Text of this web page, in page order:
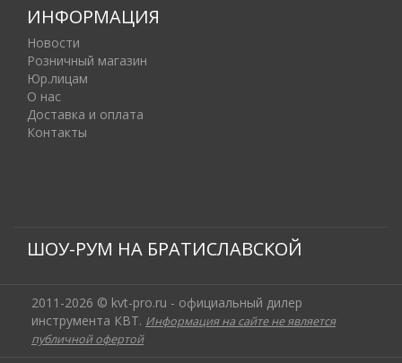
ИНФОРМАЦИЯ
Новости
Розничный магазин
Юр.лицам
О нас
Доставка и оплата
Контакты
ШОУ-РУМ НА БРАТИСЛАВСКОЙ
2011-2026 © kvt-pro.ru - официальный дилер
инструмента КВТ. Информация на сайте не является
публичной офертой